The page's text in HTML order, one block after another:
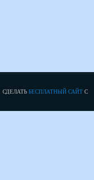
СДЕЛАТЬ БЕСПЛАТНЫЙ САЙТ С